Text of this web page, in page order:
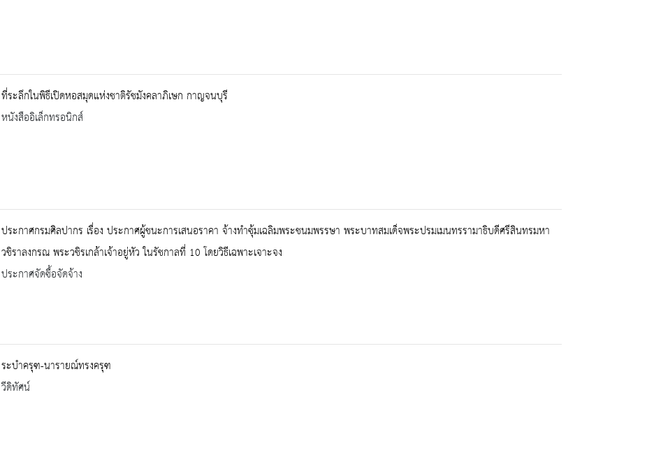
ที่ระลึกในพิธีเปิดหอสมุดแห่งชาติรัชมังคลาภิเษก กาญจนบุรี
หนังสืออิเล็กทรอนิกส์
ประกาศกรมศิลปากร เรื่อง ประกาศผู้ชนะการเสนอราคา จ้างทำซุ้มเฉลิมพระชนมพรรษา พระบาทสมเด็จพระปรมเมนทรรามาธิบดีศรีสินทรมหา
วชิราลงกรณ พระวชิรเกล้าเจ้าอยู่หัว ในรัชกาลที่ 10 โดยวิธีเฉพาะเจาะจง
ประกาศจัดซื้อจัดจ้าง
ระบำครุฑ-นารายณ์ทรงครุฑ
วีดิทัศน์